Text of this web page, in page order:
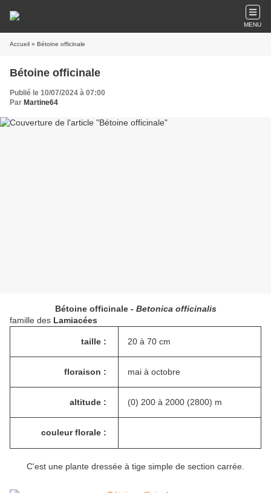
MENU
Accueil » Bétoine officinale
Bétoine officinale
Publié le 10/07/2024 à 07:00
Par Martine64
Bétoine officinale - Betonica officinalis
famille des Lamiacées
taille : 20 à 70 cm
floraison : mai à octobre
altitude : (0) 200 à 2000 (2800) m
couleur florale :
C'est une plante dressée à tige simple de section carrée.